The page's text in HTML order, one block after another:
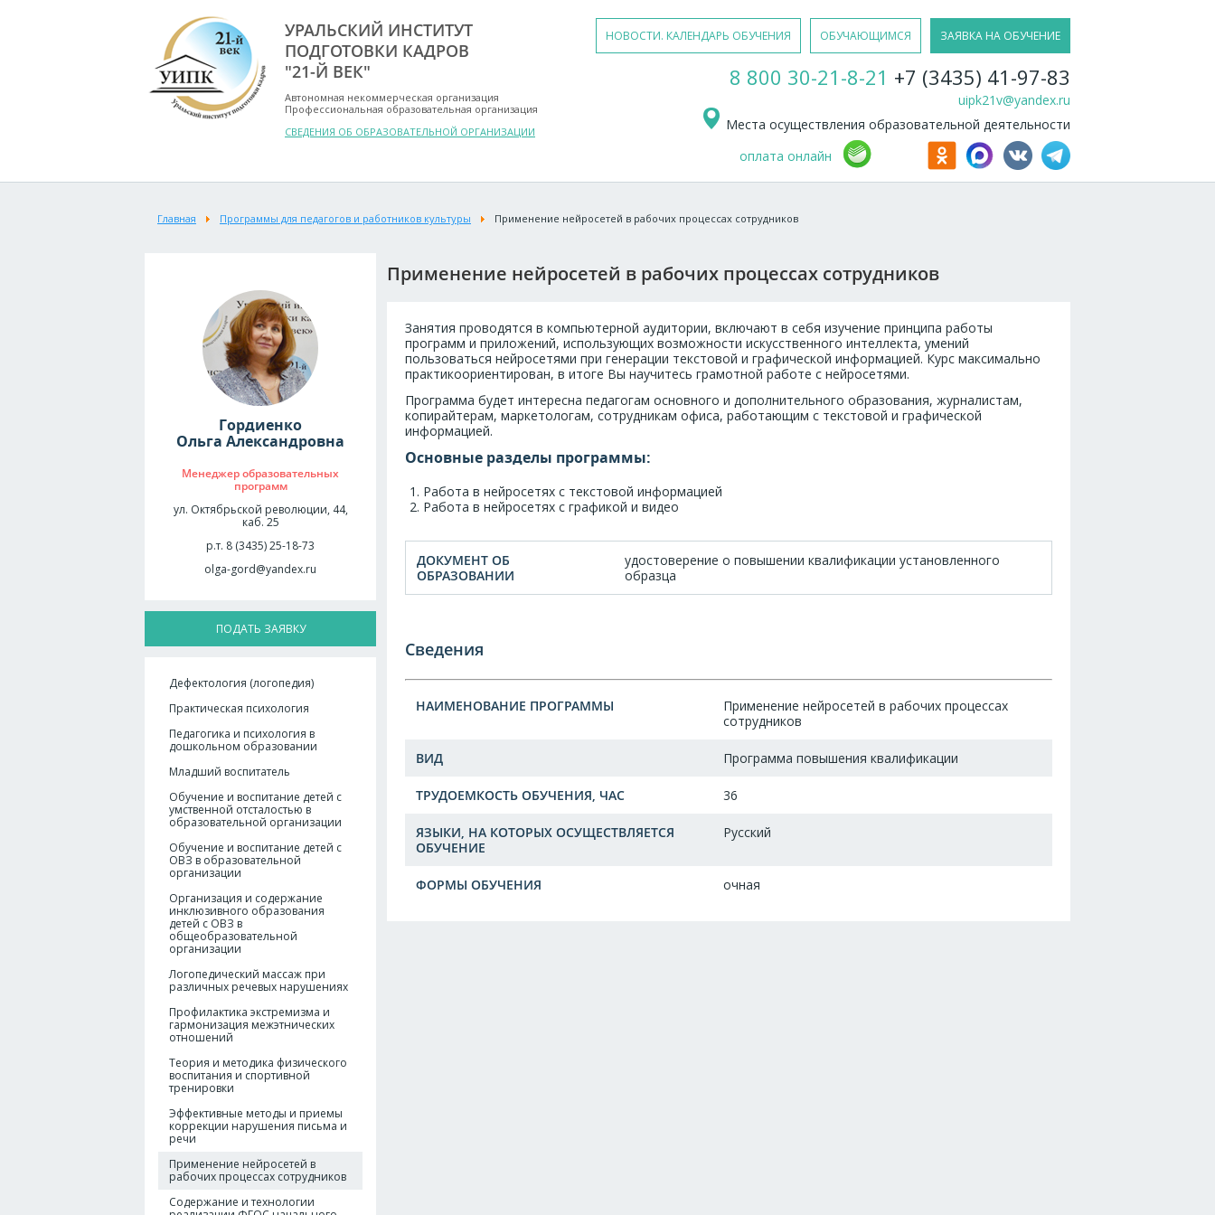
УРАЛЬСКИЙ ИНСТИТУТ
ПОДГОТОВКИ КАДРОВ
"21-Й ВЕК"
Автономная некоммерческая организация
Профессиональная образовательная организация
СВЕДЕНИЯ ОБ ОБРАЗОВАТЕЛЬНОЙ ОРГАНИЗАЦИИ
ЗАЯВКА НА ОБУЧЕНИЕ
ОБУЧАЮЩИМСЯ
НОВОСТИ. КАЛЕНДАРЬ ОБУЧЕНИЯ
8 800 30-21-8-21 +7 (3435) 41-97-83
uipk21v@yandex.ru
Места осуществления образовательной деятельности
оплата онлайн
Главная Программы для педагогов и работников культуры Применение нейросетей в рабочих процессах сотрудников
Гордиенко
Ольга Александровна
Менеджер образовательных
программ
ул. Октябрьской революции, 44,
каб. 25
р.т. 8 (3435) 25-18-73
olga-gord@yandex.ru
ПОДАТЬ ЗАЯВКУ
Дефектология (логопедия)
Практическая психология
Педагогика и психология в
дошкольном образовании
Младший воспитатель
Обучение и воспитание детей с
умственной отсталостью в
образовательной организации
Обучение и воспитание детей с
ОВЗ в образовательной
организации
Организация и содержание
инклюзивного образования
детей с ОВЗ в
общеобразовательной
организации
Логопедический массаж при
различных речевых нарушениях
Профилактика экстремизма и
гармонизация межэтнических
отношений
Теория и методика физического
воспитания и спортивной
тренировки
Эффективные методы и приемы
коррекции нарушения письма и
речи
Применение нейросетей в
рабочих процессах сотрудников
Содержание и технологии
Применение нейросетей в рабочих процессах сотрудников
Занятия проводятся в компьютерной аудитории, включают в себя изучение принципа работы
программ и приложений, использующих возможности искусственного интеллекта, умений
пользоваться нейросетями при генерации текстовой и графической информацией. Курс максимально
практикоориентирован, в итоге Вы научитесь грамотной работе с нейросетями.
Программа будет интересна педагогам основного и дополнительного образования, журналистам,
копирайтерам, маркетологам, сотрудникам офиса, работающим с текстовой и графической
информацией.
Основные разделы программы:
Работа в нейросетях с текстовой информацией
Работа в нейросетях с графикой и видео
ДОКУМЕНТ ОБ
ОБРАЗОВАНИИ
удостоверение о повышении квалификации установленного
образца
Сведения
НАИМЕНОВАНИЕ ПРОГРАММЫ
Применение нейросетей в рабочих процессах
сотрудников
ВИД Программа повышения квалификации
ТРУДОЕМКОСТЬ ОБУЧЕНИЯ, ЧАС 36
ЯЗЫКИ, НА КОТОРЫХ ОСУЩЕСТВЛЯЕТСЯ
ОБУЧЕНИЕ
Русский
ФОРМЫ ОБУЧЕНИЯ очная